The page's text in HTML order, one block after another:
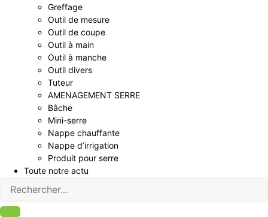
Greffage
Outil de mesure
Outil de coupe
Outil à main
Outil à manche
Outil divers
Tuteur
AMENAGEMENT SERRE
Bâche
Mini-serre
Nappe chauffante
Nappe d’irrigation
Produit pour serre
Toute notre actu